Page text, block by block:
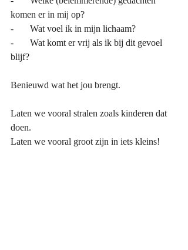
komen er in mij op?
-       Wat voel ik in mijn lichaam?
-       Wat komt er vrij als ik bij dit gevoel
blijf?
Benieuwd wat het jou brengt.
Laten we vooral stralen zoals kinderen dat
doen.
Laten we vooral groot zijn in iets kleins!